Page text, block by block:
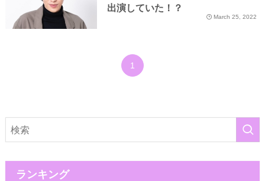
出演していた！？
March 25, 2022
1
ランキング